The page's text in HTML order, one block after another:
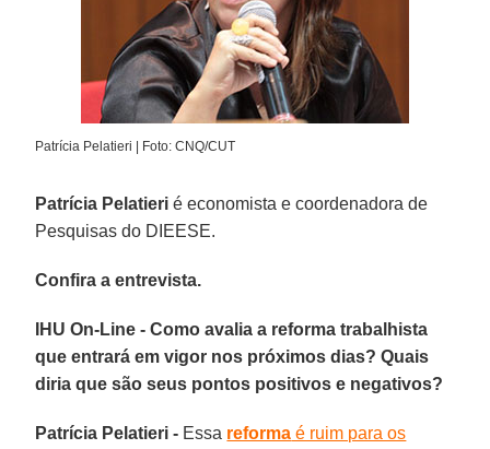
Patrícia Pelatieri | Foto: CNQ/CUT
Patrícia Pelatieri é economista e coordenadora de
Pesquisas do DIEESE.
Confira a entrevista.
IHU On-Line - Como avalia a reforma trabalhista
que entrará em vigor nos próximos dias? Quais
diria que são seus pontos positivos e negativos?
Patrícia Pelatieri - Essa reforma é ruim para os